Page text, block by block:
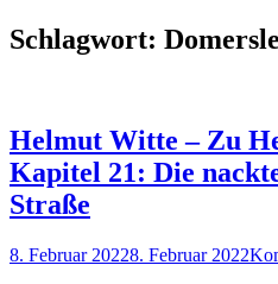
Schlagwort:
Helmut Witte – Zu
Kapitel 21: Die
Straße
Posted
8. Februar 20228. Februar 2022